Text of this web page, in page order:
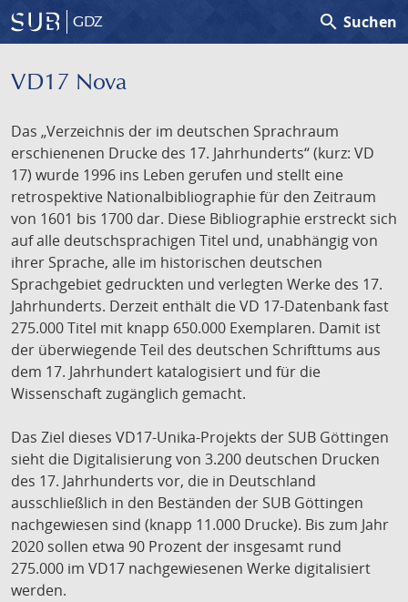
GDZ search Suchen
VD17 Nova
Das „Verzeichnis der im deutschen Sprachraum
erschienenen Drucke des 17. Jahrhunderts“ (kurz: VD
17) wurde 1996 ins Leben gerufen und stellt eine
retrospektive Nationalbibliographie für den Zeitraum
von 1601 bis 1700 dar. Diese Bibliographie erstreckt sich
auf alle deutschsprachigen Titel und, unabhängig von
ihrer Sprache, alle im historischen deutschen
Sprachgebiet gedruckten und verlegten Werke des 17.
Jahrhunderts. Derzeit enthält die VD 17-Datenbank fast
275.000 Titel mit knapp 650.000 Exemplaren. Damit ist
der überwiegende Teil des deutschen Schrifttums aus
dem 17. Jahrhundert katalogisiert und für die
Wissenschaft zugänglich gemacht.
Das Ziel dieses VD17-Unika-Projekts der SUB Göttingen
sieht die Digitalisierung von 3.200 deutschen Drucken
des 17. Jahrhunderts vor, die in Deutschland
ausschließlich in den Beständen der SUB Göttingen
nachgewiesen sind (knapp 11.000 Drucke). Bis zum Jahr
2020 sollen etwa 90 Prozent der insgesamt rund
275.000 im VD17 nachgewiesenen Werke digitalisiert
werden.